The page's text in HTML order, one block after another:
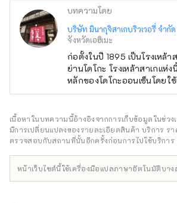
บทความโดย
บริษัท มินากุจิสาเกบริวเวอรี่ จำกัด
จังหวัดเอฮิเมะ
ก่อตั้งในปี 1895 เป็นโรงเหล้า
ย่านโดโกะ โรงเหล้าสาเกแห่
หลักของโดโกะออนเซ็นโดยใช้
นาที และเติบโตไปพร้อมกับโด
จำหน่ายเครื่องดื่มแอลกอฮอ
รายการ รวมถึง ``เบียร์โดโก
หลังน้ำร้อน คราฟต์จิน ``โดโก
การนำความทรงจำดีๆ ของ
เนื้อหาในบทความนี้อ้างอิงจากการเก็บข้อมูลในช่ว
มีการเปลี่ยนแปลงของรายละเอียดสินค้า บริการ ร
ตรวจสอบกับสถานที่นั้นอีกครั้งก่อนการไปใช้บริการ
หน้าเว็บไซต์นี้ใช้เครื่องมือแปลภาษาอัตโนมัติบาง